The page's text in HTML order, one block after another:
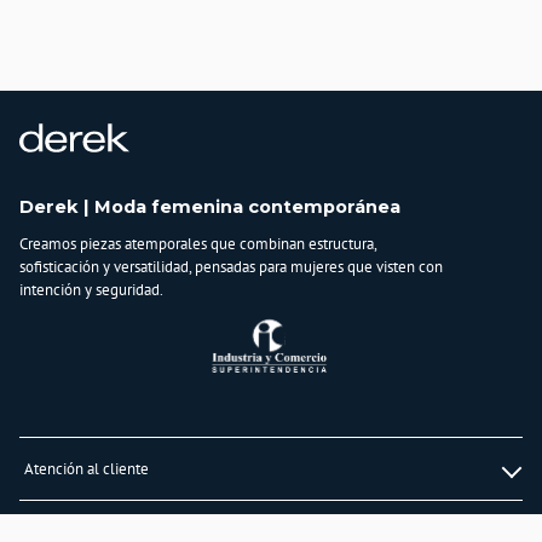
Importador:
Cuidado y Lavado
lavar y secar con colores similares
Composición:
68% Rayon Viscosa
29% Poliamida
Derek | Moda femenina contemporánea
Creamos piezas atemporales que combinan estructura,
sofisticación y versatilidad, pensadas para mujeres que visten con
intención y seguridad.
Atención al cliente